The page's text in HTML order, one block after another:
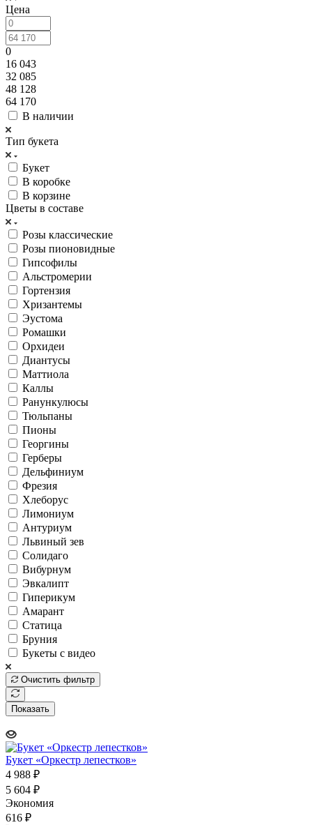
Цена
0
16 043
32 085
48 128
64 170
В наличии
Тип букета
Букет
В коробке
В корзине
Цветы в составе
Розы классические
Розы пионовидные
Гипсофилы
Альстромерии
Гортензия
Хризантемы
Эустома
Ромашки
Орхидеи
Диантусы
Маттиола
Каллы
Ранункулюсы
Тюльпаны
Пионы
Георгины
Герберы
Дельфиниум
Фрезия
Хлеборус
Лимониум
Антуриум
Львиный зев
Солидаго
Вибурнум
Эвкалипт
Гиперикум
Амарант
Статица
Бруния
Букеты с видео
Очистить фильтр
Показать
Букет «Оркестр лепестков»
4 988 ₽
5 604 ₽
Экономия
616 ₽